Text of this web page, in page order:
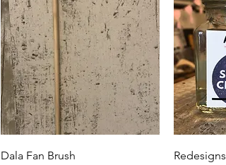
Vista rápida
Dala Fan Brush